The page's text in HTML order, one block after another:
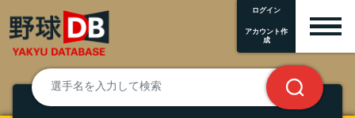
ログイン
アカウント作
成